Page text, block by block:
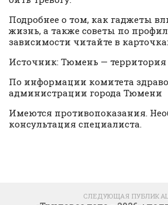
Подробнее о том, как гаджеты
жизнь, а также советы по
зависимости читайте в
Источник: Тюмень — территория
По информации комитета
администрации города Тюмени
Имеются противопоказания.
консультация специалиста.
СЛЕДУЮЩАЯ